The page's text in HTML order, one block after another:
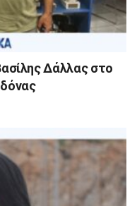
Δάλλας στο